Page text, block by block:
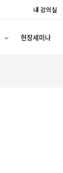
내 강의실
현장세미나